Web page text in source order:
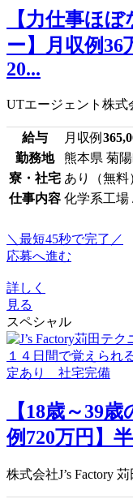
【力仕事ほ
ー】月収例36
20...
UTエージェント株式
給与 月収例
勤務地
熊本県 菊
寮・社宅 あり（無料
仕事内容 化学系工場
＼最短45秒で完了／
応募へ進む
詳しく
見る
スペシャル
【18歳～39
例720万円】
株式会社J’s Factory